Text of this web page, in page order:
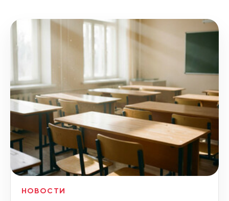
НОВОСТИ